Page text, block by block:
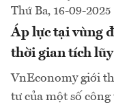
Thứ Ba, 16-09-2025
Áp lực tại vùng
thời gian tích lũy
VnEconomy giới
tư của một số